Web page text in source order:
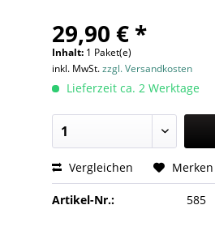
29,90 € *
Inhalt: 1 Paket(e)
inkl. MwSt.zzgl. Versandkosten
Lieferzeit ca. 2 Werktage
Vergleichen Merken
Artikel-Nr.: 585